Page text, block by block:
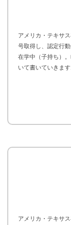
アメリカ・テキサ
号取得し、認定行
在学中（子持ち）
いて書いていきます
アメリカ・テキサ